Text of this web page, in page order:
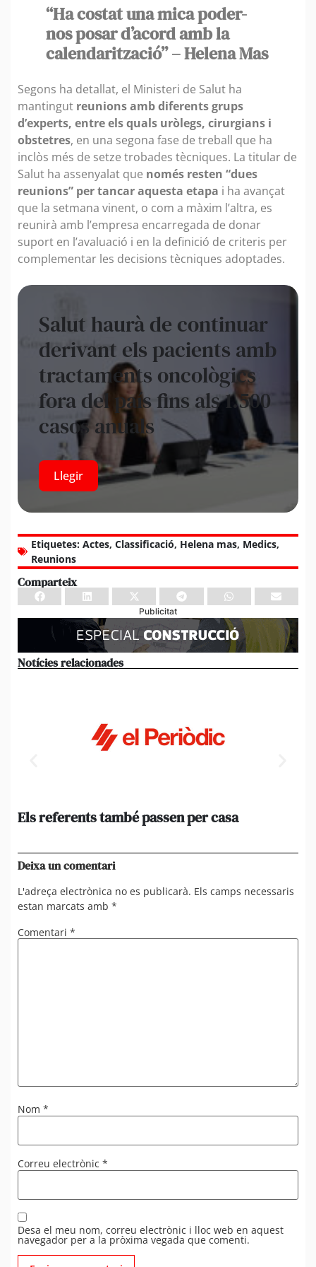
“Ha costat una mica poder-
nos posar d’acord amb la
calendarització” – Helena Mas
Segons ha detallat, el Ministeri de Salut ha
mantingut reunions amb diferents grups
d’experts, entre els quals uròlegs, cirurgians i
obstetres, en una segona fase de treball que ha
inclòs més de setze trobades tècniques. La titular de
Salut ha assenyalat que només resten “dues
reunions” per tancar aquesta etapa i ha avançat
que la setmana vinent, o com a màxim l’altra, es
reunirà amb l’empresa encarregada de donar
suport en l’avaluació i en la definició de criteris per
complementar les decisions tècniques adoptades.
Salut haurà de continuar
derivant els pacients amb
tractaments oncològics
fora del país fins als 1.500
casos anuals
Llegir
Etiquetes: Actes, Classificació, Helena mas, Medics,
Reunions
Comparteix
Publicitat
Notícies relacionades
Els referents també passen per casa
Deixa un comentari
L'adreça electrònica no es publicarà. Els camps necessaris
estan marcats amb *
Comentari *
Nom *
Correu electrònic *
Desa el meu nom, correu electrònic i lloc web en aquest
navegador per a la pròxima vegada que comenti.